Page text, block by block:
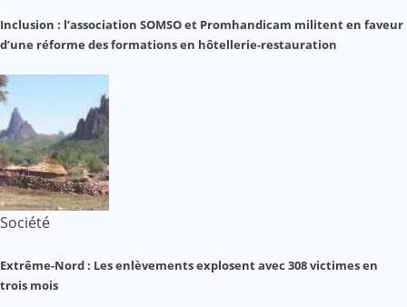
Inclusion : l’association SOMSO et Promhandicam militent en faveur
d’une réforme des formations en hôtellerie-restauration
Société
Extrême-Nord : Les enlèvements explosent avec 308 victimes en
trois mois